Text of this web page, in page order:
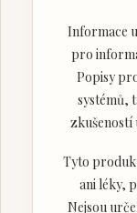
Informace
pro
Popisy
systémů,
zkušeností
Tyto
ani léky,
Nejsou